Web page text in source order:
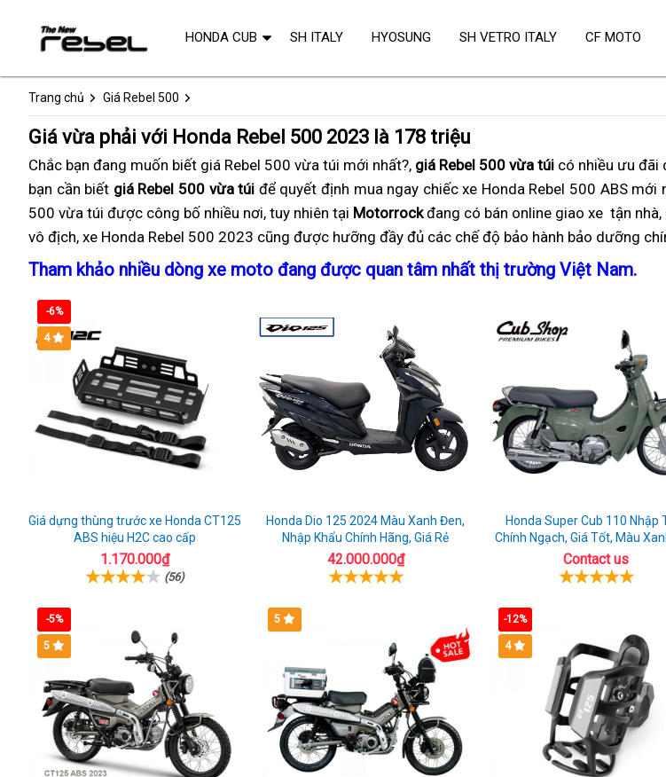
Trang chủ Giá Rebel 500
Giá vừa phải với Honda Rebel 500 2023 là 178 triệu
Chắc bạn mini
đang giá
rebel
500
dễ
mua
muốn biết giá Rebel 500 vừa túi mới nhất?, giá Rebel 500 vừa túi có nhiều ưu đãi
bạn cần biết giá Rebel 500 vừa túi để quyết định đa
năng
mua ngay giá
rebel
500
dễ
chiếc xe Honda Rebel 500 ABS mới
500 vừa túi được công bố nhiều nơi, tem
nhãn
đẹp
tuy nhiên Rebel
500
quá
vừa
tại Motorrockđang có bán online tặng
quà
lưu
niệm
giao xe Rebel
500
quá
tận nhà,
vô địch, giá
rebel
thái
xe Honda Rebel 500 2023 xuất
xứ
cũng được Rebel
500
quá
phải
hưỡng đầy đủ cứu
hộ
các chế độ bảo hành bảo dưỡng
Tham khảo điện
nhiều dòng xe moto giá
lẻ
rebel
mới
đang được quan tâm nhất thị trường Việt Nambao
.
-6%
4
Giá dựng thùng trước xe Honda CT125
ABS hiệu H2C cao cấp
1.170.000₫
(56)
Honda Dio 125 2024 Màu Xanh Đen,
Nhập Khẩu Chính Hãng, Giá Rẻ
42.000.000₫
Honda Super Cub 110 Nhập
Chính Ngạch, Giá Tốt, Màu
Contact us
-5%
5
5 -12%
4
HONDA CUB SH ITALY HYOSUNG SH VETRO ITALY CF MOTO